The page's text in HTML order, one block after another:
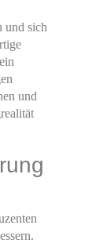
und sich
und